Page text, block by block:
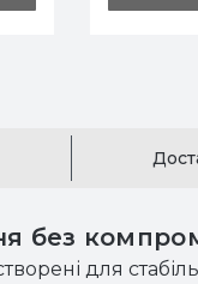
без
для